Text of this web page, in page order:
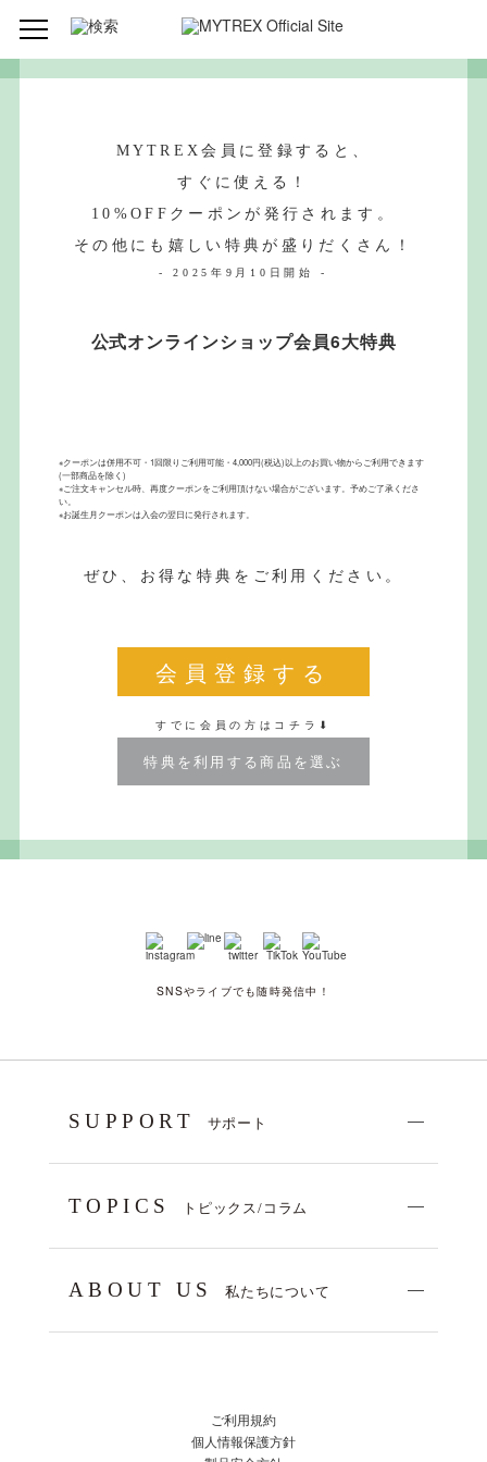
MYTREX会員に登録すると、
すぐに使える！
10%OFFクーポンが発行されます。
その他にも嬉しい特典が盛りだくさん！
- 2025年9月10日開始 -
公式オンラインショップ会員6大特典
※クーポンは併用不可・1回限りご利用可能・4,000円(税込)以上のお買い物からご利用できます
(一部商品を除く)
※ご注文キャンセル時、再度クーポンをご利用頂けない場合がございます。予めご了承くださ
い。
※お誕生月クーポンは入会の翌日に発行されます。
ぜひ、お得な特典をご利用ください。
会員登録する
すでに会員の方はコチラ⬇︎
特典を利用する商品を選ぶ
SNSやライブでも随時発信中！
SUPPORT サポート
TOPICS トピックス/コラム
ABOUT US 私たちについて
ご利用規約
個人情報保護方針